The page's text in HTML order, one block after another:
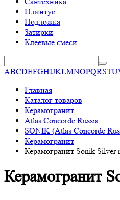
Плинтус
Подложка
Затирки
Клеевые смеси
ABCDEFGHIJKLMNOPQRSTU
Главная
Каталог товаров
Керамогранит
Atlas Concorde Russia
SONIK (Atlas Concorde
Керамогранит
Керамогранит Sonik Silver
Керамогранит